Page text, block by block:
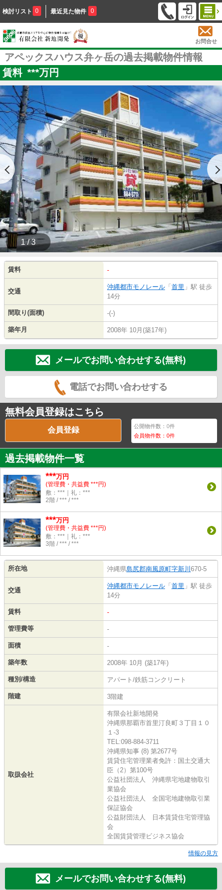
検討リスト 0 最近見た物件 0
お問合せ
アペックスハウス弁ヶ岳の過去掲載物件情報
賃料 ***万円
1 / 3
賃料 -
交通
沖縄都市モノレール 「 首里 」駅 徒歩
14分
間取り(面積) -(-)
築年月 2008年 10月(築17年)
メールでお問い合わせする(無料)
電話でお問い合わせする
無料会員登録はこちら
会員登録 公開物件数：0件
会員物件数：0件
過去掲載物件一覧
***万円
(管理費・共益費 ***円)
敷：***｜礼：***
2階 / *** / ***
***万円
(管理費・共益費 ***円)
敷：***｜礼：***
3階 / *** / ***
所在地 沖縄県島尻郡南風原町字新川 670-5
交通
沖縄都市モノレール 「 首里 」駅 徒歩
14分
賃料 -
管理費等 -
面積 -
築年数 2008年 10月 (築17年)
種別/構造 アパート/鉄筋コンクリート
階建 3階建
取扱会社
有限会社新地開発
沖縄県那覇市首里汀良町３丁目１０
１-3
TEL:098-884-3711
沖縄県知事 (8) 第2677号
賃貸住宅管理業者免許：国土交通大
臣（2）第100号
公益社団法人 沖縄県宅地建物取引
業協会
公益社団法人 全国宅地建物取引業
保証協会
公益財団法人 日本賃貸住宅管理協
会
全国賃貸管理ビジネス協会
情報の見方
メールでお問い合わせする(無料)